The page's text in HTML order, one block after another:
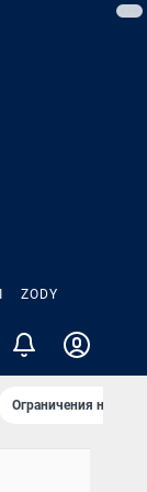
ZODY
Ограничения на